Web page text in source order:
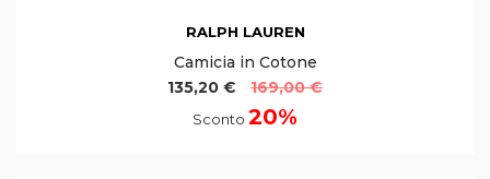
RALPH LAUREN
Camicia in Cotone
135,20 €
169,00 €
Sconto 20%